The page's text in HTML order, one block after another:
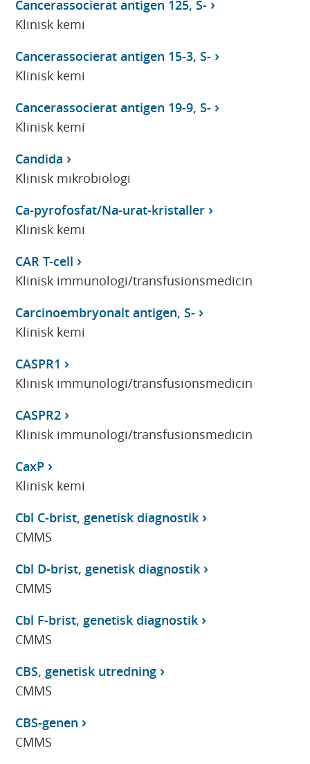
Cancerassocierat antigen 125, S-
Klinisk kemi
Cancerassocierat antigen 15-3, S-
Klinisk kemi
Cancerassocierat antigen 19-9, S-
Klinisk kemi
Candida
Klinisk mikrobiologi
Ca-pyrofosfat/Na-urat-kristaller
Klinisk kemi
CAR T-cell
Klinisk immunologi/transfusionsmedicin
Carcinoembryonalt antigen, S-
Klinisk kemi
CASPR1
Klinisk immunologi/transfusionsmedicin
CASPR2
Klinisk immunologi/transfusionsmedicin
CaxP
Klinisk kemi
Cbl C-brist, genetisk diagnostik
CMMS
Cbl D-brist, genetisk diagnostik
CMMS
Cbl F-brist, genetisk diagnostik
CMMS
CBS, genetisk utredning
CMMS
CBS-genen
CMMS